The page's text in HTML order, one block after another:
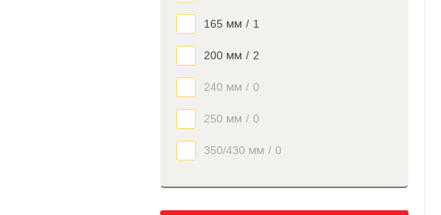
165 мм / 1
200 мм / 2
240 мм / 0
250 мм / 0
350/430 мм / 0